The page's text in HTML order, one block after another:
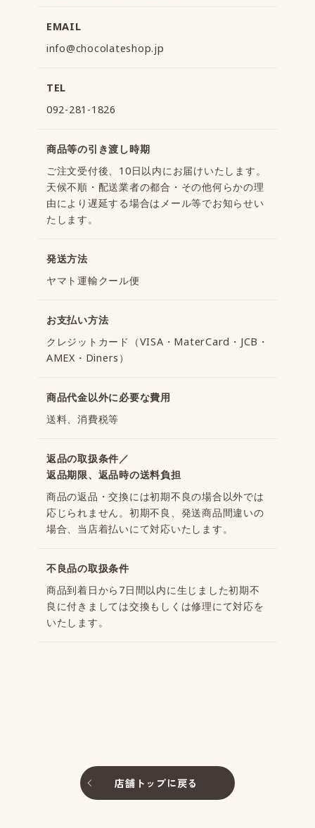
EMAIL
info@chocolateshop.jp
TEL
092-281-1826
商品等の引き渡し時期
ご注文受付後、10日以内にお届けいたします。
天候不順・配送業者の都合・その他何らかの理
由により遅延する場合はメール等でお知らせい
たします。
発送方法
ヤマト運輸クール便
お支払い方法
クレジットカード（VISA・MaterCard・JCB・
AMEX・Diners）
商品代金以外に必要な費用
送料、消費税等
返品の取扱条件／
返品期限、返品時の送料負担
商品の返品・交換には初期不良の場合以外では
応じられません。初期不良、発送商品間違いの
場合、当店着払いにて対応いたします。
不良品の取扱条件
商品到着日から7日間以内に生じました初期不
良に付きましては交換もしくは修理にて対応を
いたします。
店舗トップに戻る